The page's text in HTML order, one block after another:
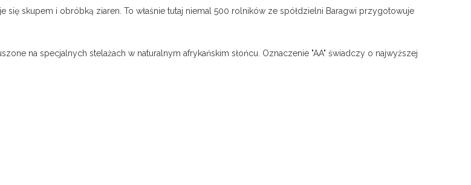
skupem i obróbką ziaren. To właśnie tutaj niemal 500 rolników ze spółdzielni Baragwi przygotowuje
na specjalnych stelażach w naturalnym afrykańskim słońcu. Oznaczenie "AA" świadczy o najwyższej